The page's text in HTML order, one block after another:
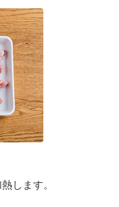
します。